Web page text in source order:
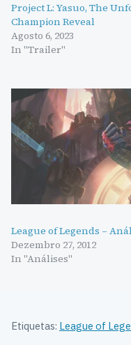
Project L: Yasuo, The
Champion Reveal
Agosto 6, 2023
In "Trailer"
League of Legends –
Dezembro 27, 2012
In "Análises"
Etiquetas: League of